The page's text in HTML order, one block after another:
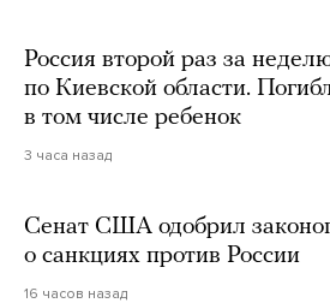
Россия второй раз за
по Киевской области.
в том числе ребенок
3 часа назад
Сенат США одобрил
о санкциях против России
16 часов назад